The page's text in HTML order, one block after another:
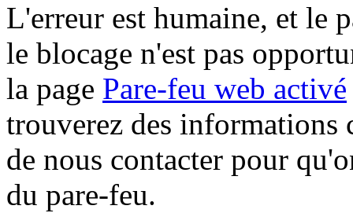
L'erreur est humaine, et le
le blocage n'est pas
la page Pare-feu web activé
trouverez des informations
de nous contacter pour
du pare-feu.